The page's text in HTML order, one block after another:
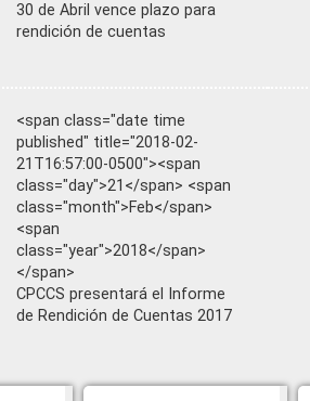
30 de Abril vence plazo para
rendición de cuentas
<span class="date time
published" title="2018-02-
21T16:57:00-0500"><span
class="day">21</span> <span
class="month">Feb</span>
<span
class="year">2018</span>
</span>
CPCCS presentará el Informe
de Rendición de Cuentas 2017